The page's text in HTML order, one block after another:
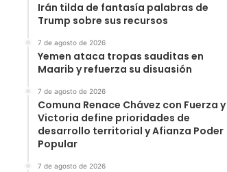
Irán tilda de fantasía palabras de
Trump sobre sus recursos
7 de agosto de 2026
Yemen ataca tropas sauditas en
Maarib y refuerza su disuasión
7 de agosto de 2026
Comuna Renace Chávez con Fuerza y
Victoria define prioridades de
desarrollo territorial y Afianza Poder
Popular
7 de agosto de 2026